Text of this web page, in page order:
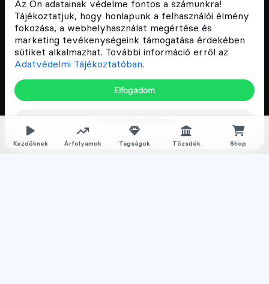
Kezdőknek Árfolyamok Tagságok Tőzsdék Shop
Az Ön adatainak védelme fontos a számunkra!
Tájékoztatjuk, hogy honlapunk a felhasználói élmény
fokozása, a webhelyhasználat megértése és
marketing tevékenységeink támogatása érdekében
sütiket alkalmazhat. További információ erről az
Adatvédelmi Tájékoztatóban.
Elfogadom
népszerűsítését Magyarországon, ezért 2018 óta a
Cryptofalka célja, hogy biztosítsa a hazai közösség
és vállalatok digitális oktatását és fejlődését.
Oldalak
Árfolyamok
Rólunk